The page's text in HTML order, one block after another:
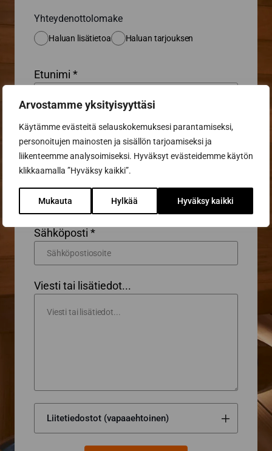
Arvostamme yksityisyyttäsi
Käytämme evästeitä selauskokemuksesi parantamiseksi,
personoitujen mainosten ja sisällön tarjoamiseksi ja
liikenteemme analysoimiseksi. Hyväksyt evästeidemme käytön
klikkaamalla ”Hyväksy kaikki”.
Mukauta Hylkää Hyväksy kaikki
Yhteydenottolomake
Haluan lisätietoa Haluan tarjouksen
Etunimi *
Sukunimi *
Sähköposti *
Viesti tai lisätiedot...